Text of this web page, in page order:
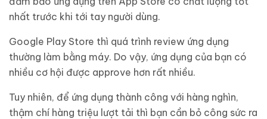
nhất trước khi tới tay người dùng.
Google Play Store thì quá trình review ứng dụng
thường làm bằng máy. Do vậy, ứng dụng của bạn có
nhiều cơ hội được approve hơn rất nhiều.
Tuy nhiên, để ứng dụng thành công với hàng nghìn,
thậm chí hàng triệu lượt tải thì bạn cần bỏ công sức ra